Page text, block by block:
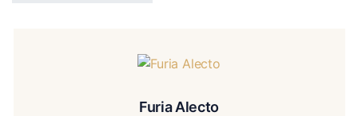
Furia Alecto